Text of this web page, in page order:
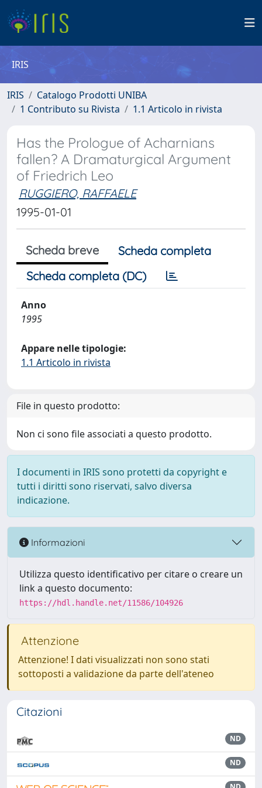
IRIS
IRIS
Catalogo Prodotti UNIBA
1 Contributo su Rivista
1.1 Articolo in rivista
Has the Prologue of Acharnians
fallen? A Dramaturgical Argument
of Friedrich Leo
RUGGIERO, RAFFAELE
1995-01-01
Scheda breve
Scheda completa
Scheda completa (DC)
Anno
1995
Appare nelle tipologie:
1.1 Articolo in rivista
File in questo prodotto:
Non ci sono file associati a questo prodotto.
I documenti in IRIS sono protetti da copyright e
tutti i diritti sono riservati, salvo diversa
indicazione.
Informazioni
Utilizza questo identificativo per citare o creare un
link a questo documento:
https://hdl.handle.net/11586/104926
Attenzione
Attenzione! I dati visualizzati non sono stati
sottoposti a validazione da parte dell'ateneo
Citazioni
ND
ND